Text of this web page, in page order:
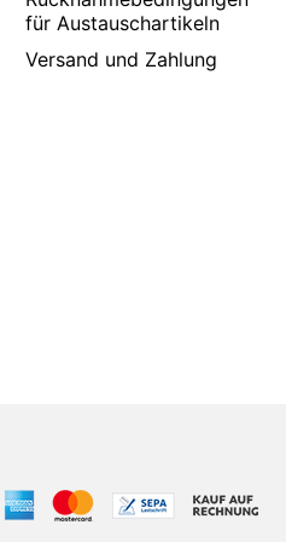
für Austauschartikeln
Versand und Zahlung